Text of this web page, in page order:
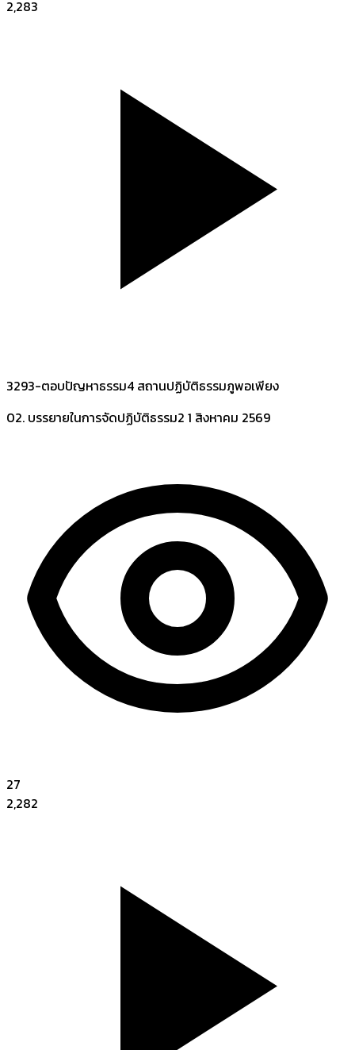
2,283
3293-ตอบปัญหาธรรม4 สถานปฏิบัติธรรมภูพอเพียง
02. บรรยายในการจัดปฏิบัติธรรม2 1 สิงหาคม 2569
27
2,282